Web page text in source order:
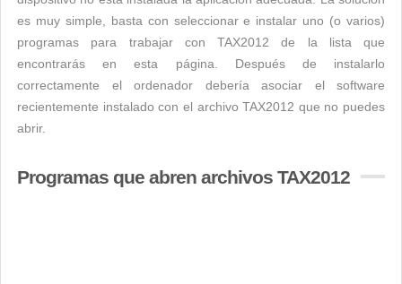
es muy simple, basta con seleccionar e instalar uno (o varios)
programas para trabajar con TAX2012 de la lista que
encontrarás en esta página. Después de instalarlo
correctamente el ordenador debería asociar el software
recientemente instalado con el archivo TAX2012 que no puedes
abrir.
Programas que abren archivos TAX2012